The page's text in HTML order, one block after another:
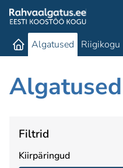
Algatused Riigikogu
Algatused
Filtrid
Kiirpäringud